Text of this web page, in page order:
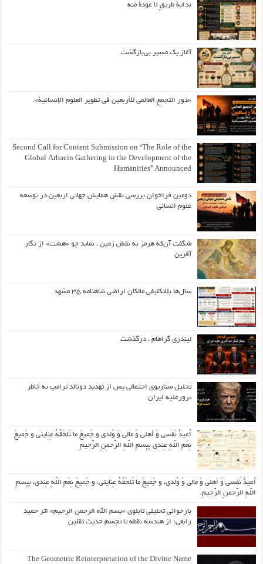
بداية طريقٍ لا عودة منه
آغاز یک مسیر بی‌بازگشت
«دور التجمع العالمي للأربعين في تطوير العلوم الإنسانية».
Second Call for Content Submission on “The Role of the
Global Arbaein Gathering in the Development of the
Humanities” Announced
دومین فراخوان بررسی نقش همایش جهانی اربعین در توسعه
علوم انسانی
شگفت آن‌که هرمز به نقش زمین ، نماید چو «هشت» از نگار
آفرین
سال‌ها بلاتکلیفی مالکان اراضی شاهنامه ۳۵ مشهد
لیندزی گراهام ، درگذشت
تحلیل سناریوی احتمالی پس از تهدید دونالد ترامپ به خاطر
ترورعلیه ایران
اُعیذُ نَفسی وَ أهلی وَ مالی وَ وُلدی و جَمیعَ ما تَلحَقُهُ عِنایتی و جَمیعَ
نِعَمِ اللّهِ عِندی بِبِسمِ اللّهِ الرَّحمنِ الرَّحیمِ
اُعیذُ نَفسی وَ أهلی وَ مالی وَ وُلدی، و جَمیعَ ما تَلحَقُهُ عِنایتی، و جَمیعَ نِعَمِ اللّهِ عِندی، بِبِسمِ
اللّهِ الرَّحمنِ الرَّحیمِ.
بازخوانی تحلیلی تابلوی «بسم الله الرحمن الرحیم» اثر حمید
رابعی؛ از هندسه نقطه تا تجسم حدیث ثقلین
The Geometric Reinterpretation of the Divine Name